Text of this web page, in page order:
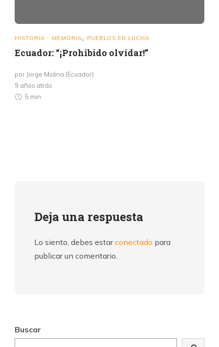
HISTORIA - MEMORIA PUEBLOS EN LUCHA
Ecuador: “¡Prohibido olvidar!”
por Jorge Molina (Ecuador)
9 años atrás
5 min
Deja una respuesta
Lo siento, debes estarconectado para
publicar un comentario.
Buscar